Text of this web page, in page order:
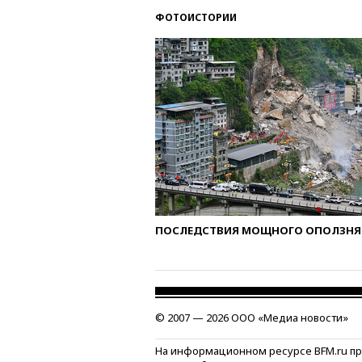
ФОТОИСТОРИИ
ПОСЛЕДСТВИЯ МОЩНОГО ОПОЛЗНЯ
© 2007 — 2026 ООО «Медиа новости»
На информационном ресурсе BFM.ru